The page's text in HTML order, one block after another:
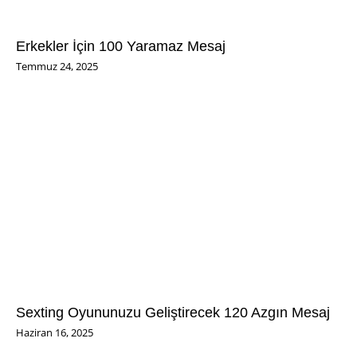
Erkekler İçin 100 Yaramaz Mesaj
Temmuz 24, 2025
Sexting Oyununuzu Geliştirecek 120 Azgın Mesaj
Haziran 16, 2025